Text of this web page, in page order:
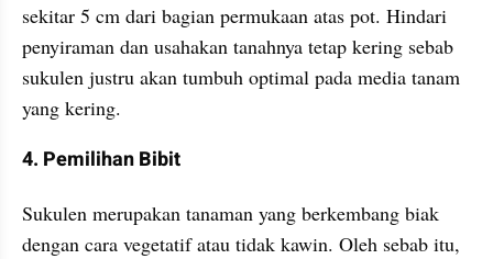
sekitar 5 cm dari bagian permukaan atas pot. Hindari
penyiraman dan usahakan tanahnya tetap kering sebab
sukulen justru akan tumbuh optimal pada media tanam
yang kering.
4. Pemilihan Bibit
Sukulen merupakan tanaman yang berkembang biak
dengan cara vegetatif atau tidak kawin. Oleh sebab itu,